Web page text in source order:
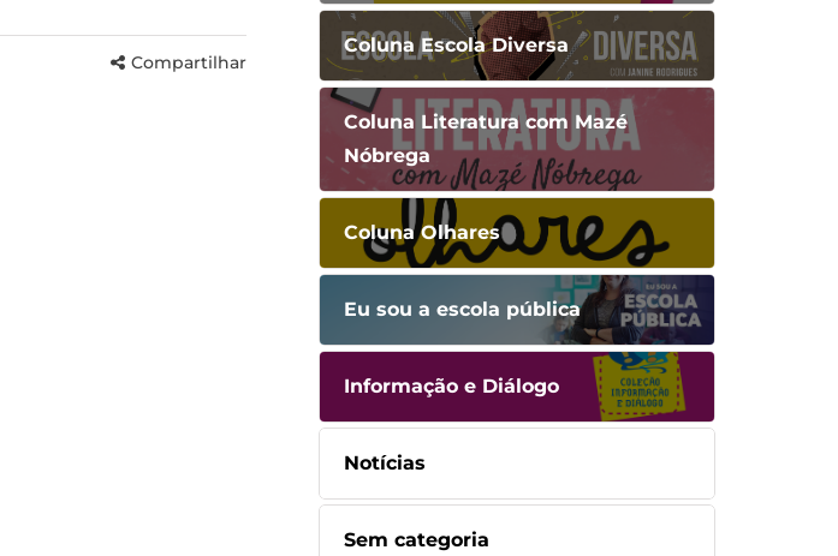
Compartilhar
Coluna Escola Diversa
Coluna Literatura com Mazé
Nóbrega
Coluna Olhares
Eu sou a escola pública
Informação e Diálogo
Notícias
Sem categoria